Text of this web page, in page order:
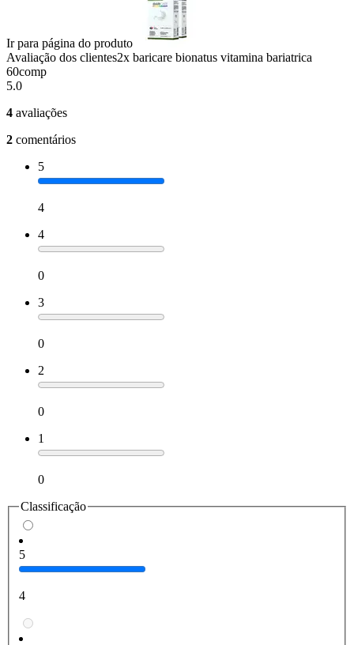
Ir para página do produto
Avaliação dos clientes2x baricare bionatus vitamina bariatrica
60comp
5.0
4 avaliações
2 comentários
5
4
4
0
3
0
2
0
1
0
Classificação
5
4